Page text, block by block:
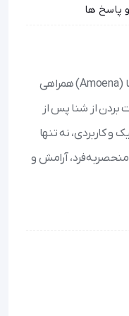
پاسخ ها
مایو بعد از جراحی مدل Ecuador آموئنا (Amoena) همراهی
بردن از شنا پس از
کاربردی، نه تنها
منحصربه‌فرد، آرامش و
که باعث ماندگاری